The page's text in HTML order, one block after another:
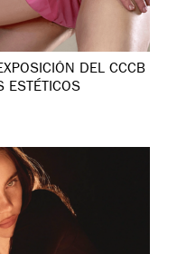
DEL CCCB
ESTÉTICOS